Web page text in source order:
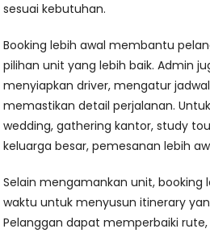
sesuai kebutuhan.
Booking lebih awal membantu
pilihan unit yang lebih baik. Admin
menyiapkan driver, mengatur
memastikan detail perjalanan.
wedding, gathering kantor, study
keluarga besar, pemesanan lebih
Selain mengamankan unit, booking
waktu untuk menyusun itinerary
Pelanggan dapat memperbaiki